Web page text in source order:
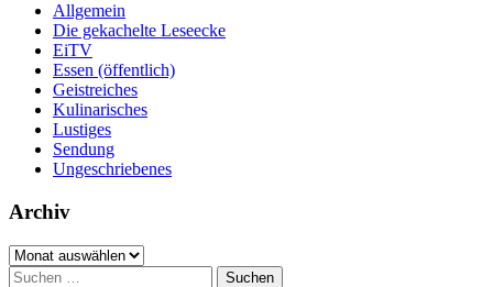
Allgemein
Die gekachelte Leseecke
EiTV
Essen (öffentlich)
Geistreiches
Kulinarisches
Lustiges
Sendung
Ungeschriebenes
Archiv
Archiv
Suchen